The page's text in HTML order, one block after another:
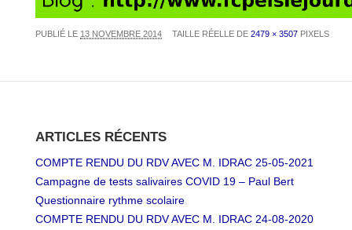
PUBLIÉ LE 13 NOVEMBRE 2014 TAILLE RÉELLE DE 2479 × 3507 PIXELS
ARTICLES RÉCENTS
COMPTE RENDU DU RDV AVEC M. IDRAC 25-05-2021
Campagne de tests salivaires COVID 19 – Paul Bert
Questionnaire rythme scolaire
COMPTE RENDU DU RDV AVEC M. IDRAC 24-08-2020